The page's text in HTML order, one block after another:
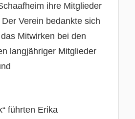
ihre Mitglieder
Verein bedankte sich
Mitwirken bei den
langjähriger Mitglieder
führten Erika